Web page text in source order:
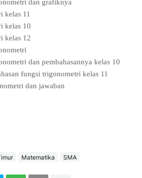
dan grafiknya
kelas 11
kelas 10
kelas 12
dan pembahasannya kelas 10
fungsi trigonometri kelas 11
dan jawaban
Matematika SMA